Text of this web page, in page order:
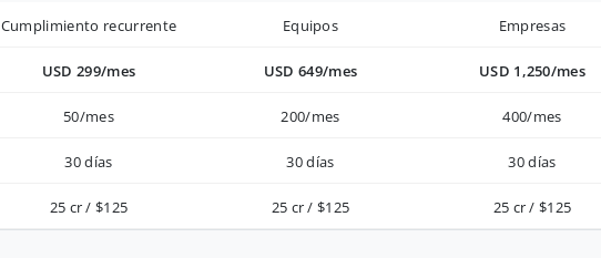
Cumplimiento recurrente Equipos Empresas
USD 299/mes USD 649/mes USD 1,250/mes
50/mes 200/mes 400/mes
30 días 30 días 30 días
25 cr / $125 25 cr / $125 25 cr / $125